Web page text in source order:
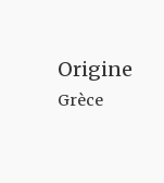
Origine
Grèce